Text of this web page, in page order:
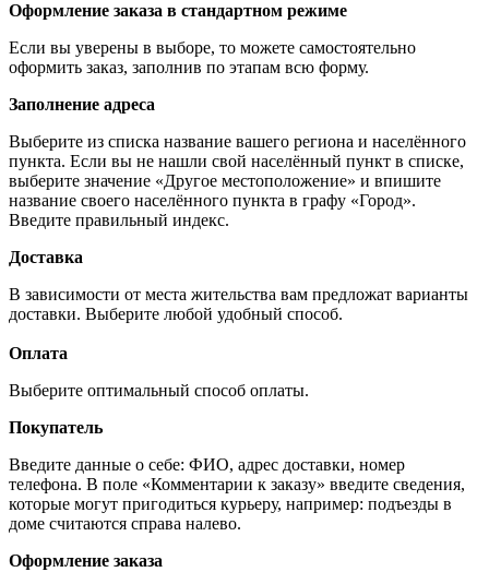
Оформление заказа в стандартном режиме
Если вы уверены в выборе, то можете самостоятельно
оформить заказ, заполнив по этапам всю форму.
Заполнение адреса
Выберите из списка название вашего региона и населённого
пункта. Если вы не нашли свой населённый пункт в списке,
выберите значение «Другое местоположение» и впишите
название своего населённого пункта в графу «Город».
Введите правильный индекс.
Доставка
В зависимости от места жительства вам предложат варианты
доставки. Выберите любой удобный способ.
Оплата
Выберите оптимальный способ оплаты.
Покупатель
Введите данные о себе: ФИО, адрес доставки, номер
телефона. В поле «Комментарии к заказу» введите сведения,
которые могут пригодиться курьеру, например: подъезды в
доме считаются справа налево.
Оформление заказа